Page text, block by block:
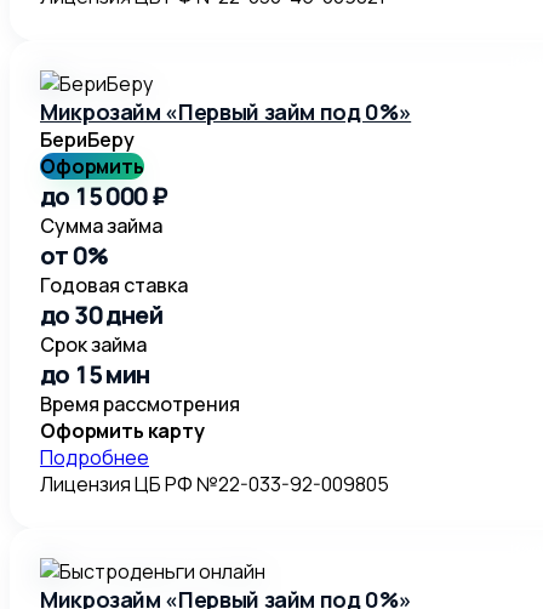
Микрозайм «Первый займ под 0%»
БериБеру
Оформить
до 15 000 ₽
Сумма займа
от 0%
Годовая ставка
до 30 дней
Срок займа
до 15 мин
Время рассмотрения
Оформить карту
Подробнее
Лицензия ЦБ РФ №22-033-92-009805
Микрозайм «Первый займ под 0%»